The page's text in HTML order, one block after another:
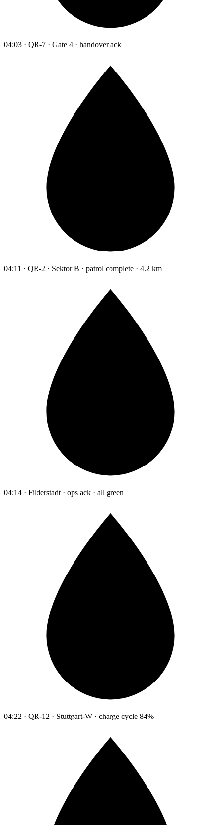
04:03 · QR-7 · Gate 4 · handover ack
04:11 · QR-2 · Sektor B · patrol complete · 4.2 km
04:14 · Filderstadt · ops ack · all green
04:22 · QR-12 · Stuttgart-W · charge cycle 84%